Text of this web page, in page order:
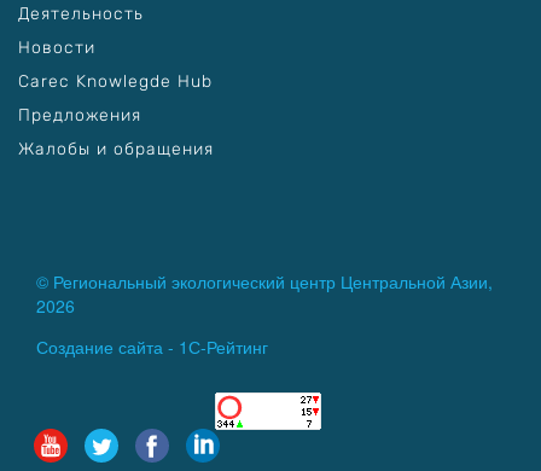
Деятельность
Новости
Carec Knowlegde Hub
Предложения
Жалобы и обращения
© Региональный экологический центр Центральной Азии,
2026
Создание сайта - 1С-Рейтинг